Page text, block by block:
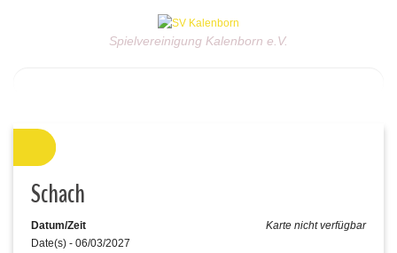
Spielvereinigung Kalenborn e.V.
Schach
Karte nicht verfügbar
Datum/Zeit
Date(s) - 06/03/2027